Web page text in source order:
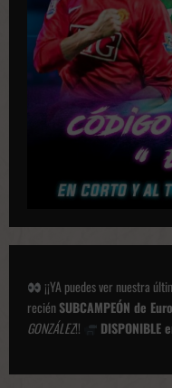
i
n
¡¡YA puedes ver nuestra
reciénSUBCAMPEÓN de
GONZÁLEZ!! DISPONIBLE